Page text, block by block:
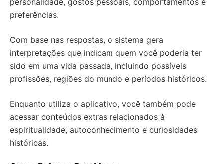
preferências.
Com base nas respostas, o sistema gera
interpretações que indicam quem você poderia ter
sido em uma vida passada, incluindo possíveis
profissões, regiões do mundo e períodos históricos.
Enquanto utiliza o aplicativo, você também pode
acessar conteúdos extras relacionados à
espiritualidade, autoconhecimento e curiosidades
históricas.